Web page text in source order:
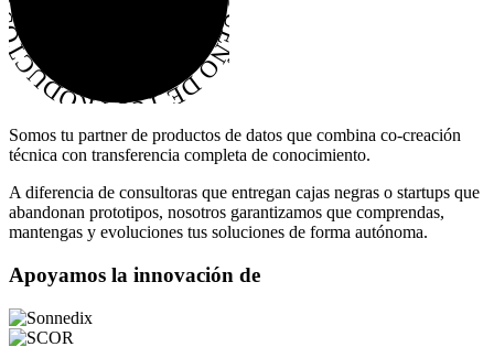
Somos tu partner de productos de datos que combina co-creación
técnica con transferencia completa de conocimiento.
A diferencia de consultoras que entregan cajas negras o startups que
abandonan prototipos, nosotros garantizamos que comprendas,
mantengas y evoluciones tus soluciones de forma autónoma.
Apoyamos la innovación de